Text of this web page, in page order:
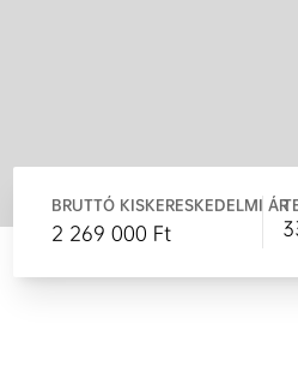
BRUTTÓ KISKERESKEDELMI ÁR
2 269 000 Ft